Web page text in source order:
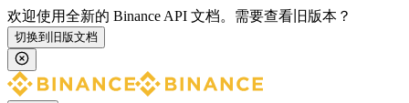
欢迎使用全新的 Binance API 文档。 需要查看旧版本？
切换到旧版文档